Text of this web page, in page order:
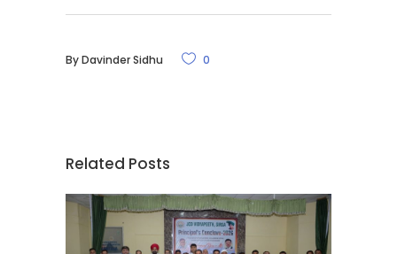
ByDavinder Sidhu 0
Related Posts